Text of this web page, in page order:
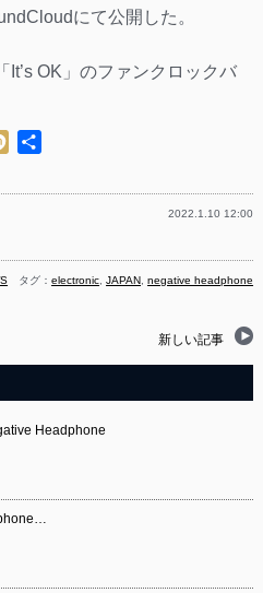
にて公開した。
OK」のファンクロックバ
Mixi
2022.1.10 12:00
タグ：electronic ,JAPAN ,negative headphone
新しい記事
Headphone